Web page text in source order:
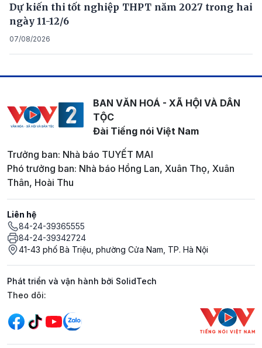
Dự kiến thi tốt nghiệp THPT năm 2027 trong hai
ngày 11-12/6
07/08/2026
BAN VĂN HOÁ - XÃ HỘI VÀ DÂN
TỘC
Đài Tiếng nói Việt Nam
Trưởng ban: Nhà báo TUYẾT MAI
Phó trưởng ban: Nhà báo Hồng Lan, Xuân Thọ, Xuân
Thân, Hoài Thu
Liên hệ
84-24-39365555
84-24-39342724
41-43 phố Bà Triệu, phường Cửa Nam, TP. Hà Nội
Phát triển và vận hành bởi SolidTech
Mạng xã hội
Theo dõi: